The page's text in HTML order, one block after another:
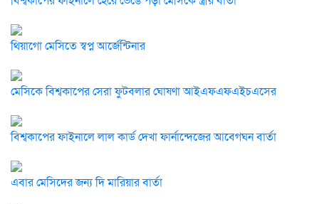
থিয়াগো মেসিতে স্বপ্ন আর্জেন্টিনার
মেসিকে বিশ্বকাপের সেরা ফুটবলার ঘোষণা আইএফএফএইচএসের
বিশ্বকাপের ফাইনালে লাল কার্ড দেখা ফার্নান্দেজের আবেগঘন বার্তা
এবার মেসিদের জন্য দি মারিয়ার বার্তা